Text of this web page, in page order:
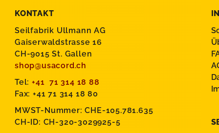
KONTAKT
Seilfabrik Ullmann AG
Gaiserwaldstrasse 16
CH-9015 St. Gallen
shop@usacord.ch
Tel: +41 71 314 18 88
Fax: +41 71 314 18 80
MWST-Nummer: CHE-105.781.635
CH-ID: CH-320-3029925-5